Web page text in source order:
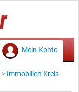
Mein Konto
> Immobilien Kreis